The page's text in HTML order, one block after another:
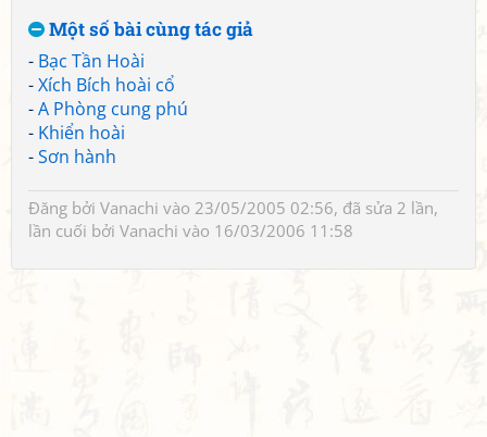
Một số bài cùng tác giả
- Bạc Tần Hoài
-Xích Bích hoài cổ
-A Phòng cung phú
- Khiển hoài
-Sơn hành
Đăng bởi Vanachi vào 23/05/2005 02:56, đã sửa 2 lần,
lần cuối bởi Vanachi vào 16/03/2006 11:58